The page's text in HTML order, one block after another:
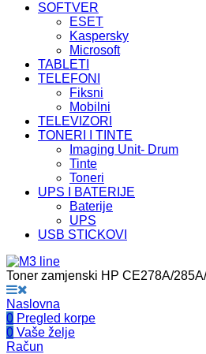
SOFTVER
ESET
Kaspersky
Microsoft
TABLETI
TELEFONI
Fiksni
Mobilni
TELEVIZORI
TONERI I TINTE
Imaging Unit- Drum
Tinte
Toneri
UPS I BATERIJE
Baterije
UPS
USB STICKOVI
Toner zamjenski HP CE278A/
Naslovna
0 Pregled korpe
0 Vaše želje
Račun